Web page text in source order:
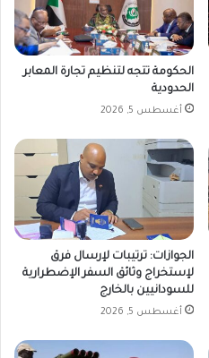
الحكومة تتجه لتنظيم تجارة المعابر
الحدودية
أغسطس 5, 2026
الجوازات: ترتيبات لإرسال فرق
لإستخراج وثائق السفر الإضطرارية
للسودانيين بالخارج
أغسطس 5, 2026